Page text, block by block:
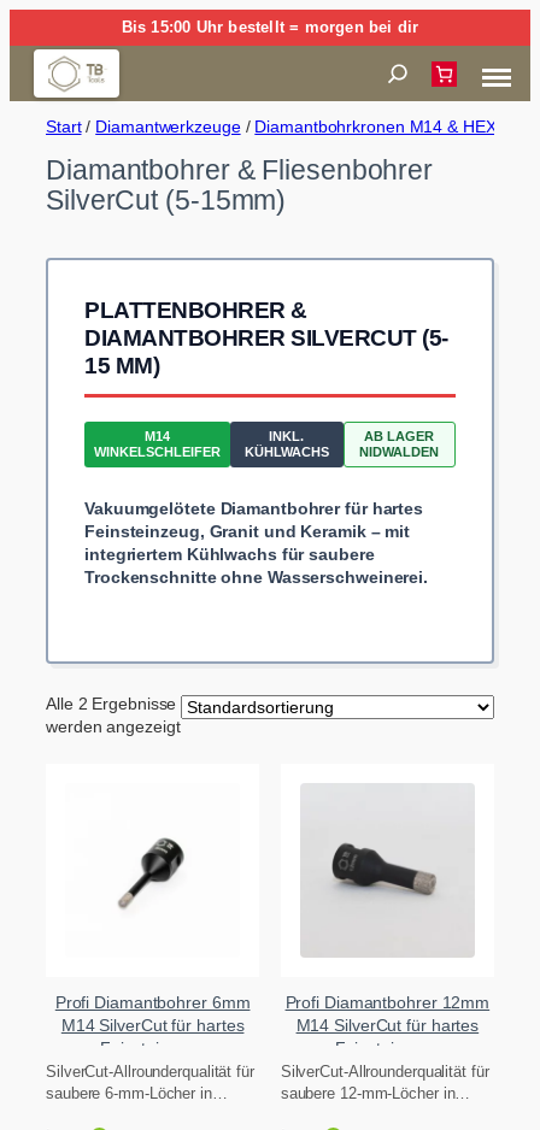
Inhalt
springen
Bis 15:00 Uhr bestellt = morgen bei dir
Suchen
Start/ Diamantwerkzeuge/ Diamantbohrkronen M14 & HEX
Diamantbohrer & Fliesenbohrer
SilverCut (5-15mm)
PLATTENBOHRER &
DIAMANTBOHRER SILVERCUT (5-
15 MM)
M14
WINKELSCHLEIFER
INKL.
KÜHLWACHS
AB LAGER
NIDWALDEN
Vakuumgelötete Diamantbohrer für hartes
Feinsteinzeug, Granit und Keramik – mit
integriertem Kühlwachs für saubere
Trockenschnitte ohne Wasserschweinerei.
Alle 2 Ergebnisse
werden angezeigt
Profi Diamantbohrer 6mm
M14 SilverCut für hartes
Feinsteinzeug
SilverCut-Allrounderqualität für
saubere 6-mm-Löcher in
Profi Diamantbohrer 12mm
M14 SilverCut für hartes
Feinsteinzeug
SilverCut-Allrounderqualität für
saubere 12-mm-Löcher in